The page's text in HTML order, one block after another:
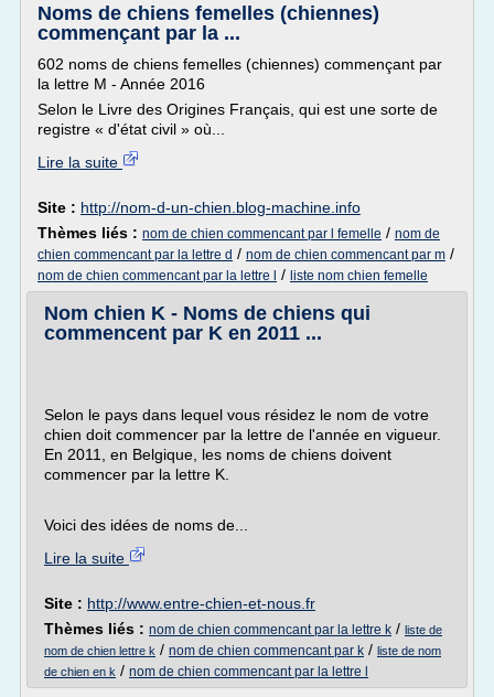
Noms de chiens femelles (chiennes)
commençant par la ...
602 noms de chiens femelles (chiennes) commençant par
la lettre M - Année 2016
Selon le Livre des Origines Français, qui est une sorte de
registre « d'état civil » où...
Lire la suite
Site : http://nom-d-un-chien.blog-machine.info
Thèmes liés : nom de chien commencant par l femelle / nom de
chien commencant par la lettre d / nom de chien commencant par m /
nom de chien commencant par la lettre l / liste nom chien femelle
Nom chien K - Noms de chiens qui
commencent par K en 2011 ...
Selon le pays dans lequel vous résidez le nom de votre
chien doit commencer par la lettre de l'année en vigueur.
En 2011, en Belgique, les noms de chiens doivent
commencer par la lettre K.
Voici des idées de noms de...
Lire la suite
Site : http://www.entre-chien-et-nous.fr
Thèmes liés : nom de chien commencant par la lettre k / liste de
nom de chien lettre k / nom de chien commencant par k / liste de nom
de chien en k / nom de chien commencant par la lettre l